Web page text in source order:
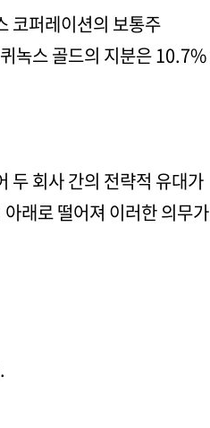
코퍼레이션의 보통주
녹스 골드의 지분은 10.7%
두 회사 간의 전략적 유대가
래로 떨어져 이러한 의무가